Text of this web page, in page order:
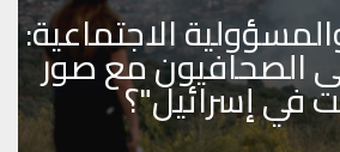
الاجتماعية:
الصحافيون مع صور
في إسرائيل"؟